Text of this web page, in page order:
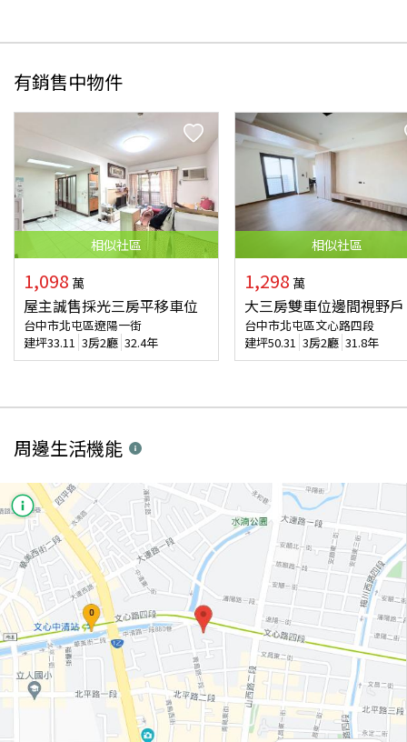
有銷售中物件
相似社區
1,098 萬
屋主誠售採光三房平移車位
台中市北屯區遼陽一街
建坪33.11 3房2廳 32.4年
相似社區
1,298 萬
大三房雙車位邊間視野戶
台中市北屯區文心路四段
建坪50.31 3房2廳 31.8年
周邊生活機能